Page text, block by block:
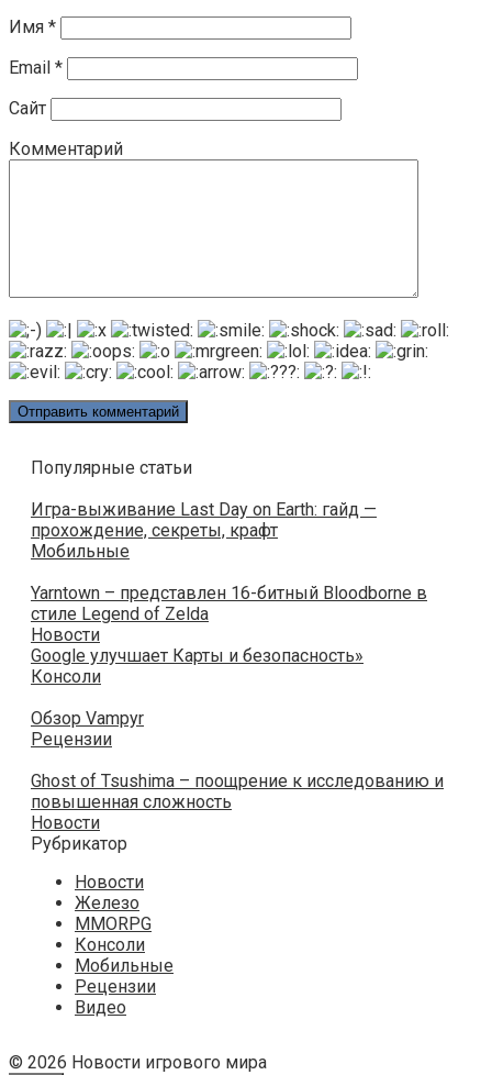
Имя *
Email *
Сайт
Комментарий
Популярные статьи
Игра-выживание Last Day on Earth: гайд —
прохождение, секреты, крафт
Мобильные
Yarntown – представлен 16-битный Bloodborne в
стиле Legend of Zelda
Новости
Google улучшает Карты и безопасность»
Консоли
Обзор Vampyr
Рецензии
Ghost of Tsushima – поощрение к исследованию и
повышенная сложность
Новости
Рубрикатор
Новости
Железо
MMORPG
Консоли
Мобильные
Рецензии
Видео
© 2026 Новости игрового мира